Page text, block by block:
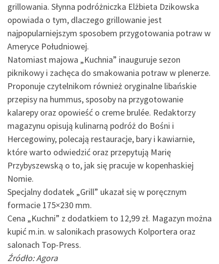
grillowania. Słynna podróżniczka Elżbieta Dzikowska
opowiada o tym, dlaczego grillowanie jest
najpopularniejszym sposobem przygotowania potraw w
Ameryce Południowej.
Natomiast majowa „Kuchnia” inauguruje sezon
piknikowy i zachęca do smakowania potraw w plenerze.
Proponuje czytelnikom również oryginalne libańskie
przepisy na hummus, sposoby na przygotowanie
kalarepy oraz opowieść o creme brulée. Redaktorzy
magazynu opisują kulinarną podróż do Bośni i
Hercegowiny, polecają restauracje, bary i kawiarnie,
które warto odwiedzić oraz przepytują Marię
Przybyszewską o to, jak się pracuje w kopenhaskiej
Nomie.
Specjalny dodatek „Grill” ukazał się w poręcznym
formacie 175×230 mm.
Cena „Kuchni” z dodatkiem to 12,99 zł. Magazyn można
kupić m.in. w salonikach prasowych Kolportera oraz
salonach Top-Press.
Źródło: Agora